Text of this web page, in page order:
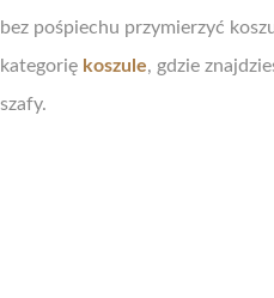
bez pośpiechu przymierzyć
kategorię koszule, gdzie
szafy.